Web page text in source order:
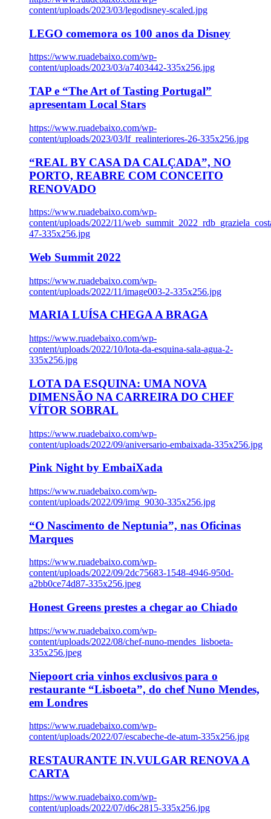
content/uploads/2023/03/legodisney-scaled.jpg
LEGO comemora os 100 anos da Disney
https://www.ruadebaixo.com/wp-
content/uploads/2023/03/a7403442-335x256.jpg
TAP e “The Art of Tasting Portugal”
apresentam Local Stars
https://www.ruadebaixo.com/wp-
content/uploads/2023/03/lf_realinteriores-26-335x256.jpg
“REAL BY CASA DA CALÇADA”, NO
PORTO, REABRE COM CONCEITO
RENOVADO
https://www.ruadebaixo.com/wp-
content/uploads/2022/11/
47-335x256.jpg
Web Summit 2022
https://www.ruadebaixo.com/wp-
content/uploads/2022/11/image003-2-335x256.jpg
MARIA LUÍSA CHEGA A BRAGA
https://www.ruadebaixo.com/wp-
content/uploads/2022/10/lota-da-esquina-sala-agua-2-
335x256.jpg
LOTA DA ESQUINA: UMA NOVA
DIMENSÃO NA CARREIRA DO CHEF
VÍTOR SOBRAL
https://www.ruadebaixo.com/wp-
content/uploads/2022/09/aniversario-embaixada-335x256.jpg
Pink Night by EmbaiXada
https://www.ruadebaixo.com/wp-
content/uploads/2022/09/img_9030-335x256.jpg
“O Nascimento de Neptunia”, nas Oficinas
Marques
https://www.ruadebaixo.com/wp-
content/uploads/2022/09/2dc75683-1548-4946-950d-
a2bb0ce74d87-335x256.jpeg
Honest Greens prestes a chegar ao Chiado
https://www.ruadebaixo.com/wp-
content/uploads/2022/08/chef-nuno-mendes_lisboeta-
335x256.jpeg
Niepoort cria vinhos exclusivos para o
restaurante “Lisboeta”, do chef Nuno Mendes,
em Londres
https://www.ruadebaixo.com/wp-
content/uploads/2022/07/escabeche-de-atum-335x256.jpg
RESTAURANTE IN.VULGAR RENOVA A
CARTA
https://www.ruadebaixo.com/wp-
content/uploads/2022/07/d6c2815-335x256.jpg